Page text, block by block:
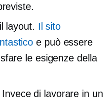
layout. Il sito
e può essere
le esigenze della
di lavorare in un